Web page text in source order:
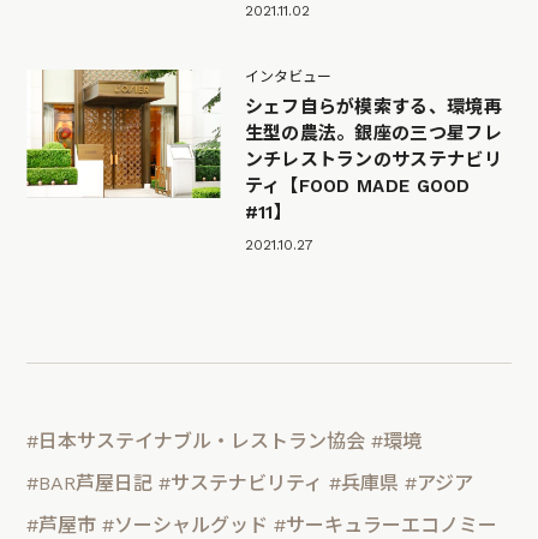
2021.11.02
インタビュー
シェフ自らが模索する、環境再
生型の農法。銀座の三つ星フレ
ンチレストランのサステナビリ
ティ【FOOD MADE GOOD
#11】
2021.10.27
#日本サステイナブル・レストラン協会 #環境
#BAR芦屋日記 #サステナビリティ #兵庫県 #アジア
#芦屋市 #ソーシャルグッド #サーキュラーエコノミー